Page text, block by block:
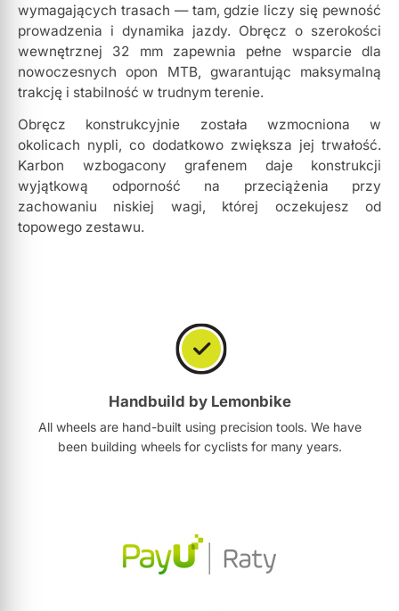
wymagających trasach — tam, gdzie liczy się pewność
prowadzenia i dynamika jazdy. Obręcz o szerokości
wewnętrznej 32 mm zapewnia pełne wsparcie dla
nowoczesnych opon MTB, gwarantując maksymalną
trakcję i stabilność w trudnym terenie.
Obręcz konstrukcyjnie została wzmocniona w
okolicach nypli, co dodatkowo zwiększa jej trwałość.
Karbon wzbogacony grafenem daje konstrukcji
wyjątkową odporność na przeciążenia przy
zachowaniu niskiej wagi, której oczekujesz od
topowego zestawu.
Handbuild by Lemonbike
All wheels are hand-built using precision tools. We have
been building wheels for cyclists for many years.